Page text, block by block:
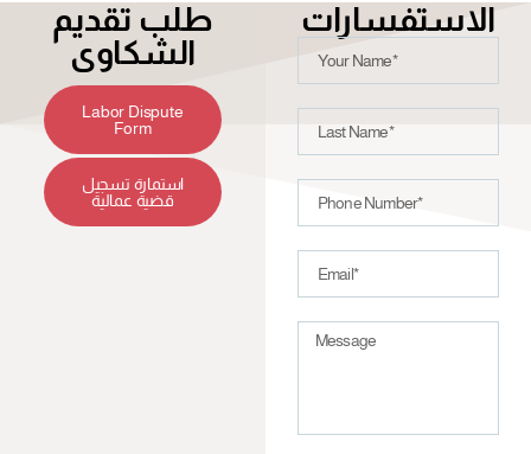
طلب تقديم
الشكاوى
Labor Dispute
Form
استمارة تسجيل
قضية عمالية
الاستفسارات